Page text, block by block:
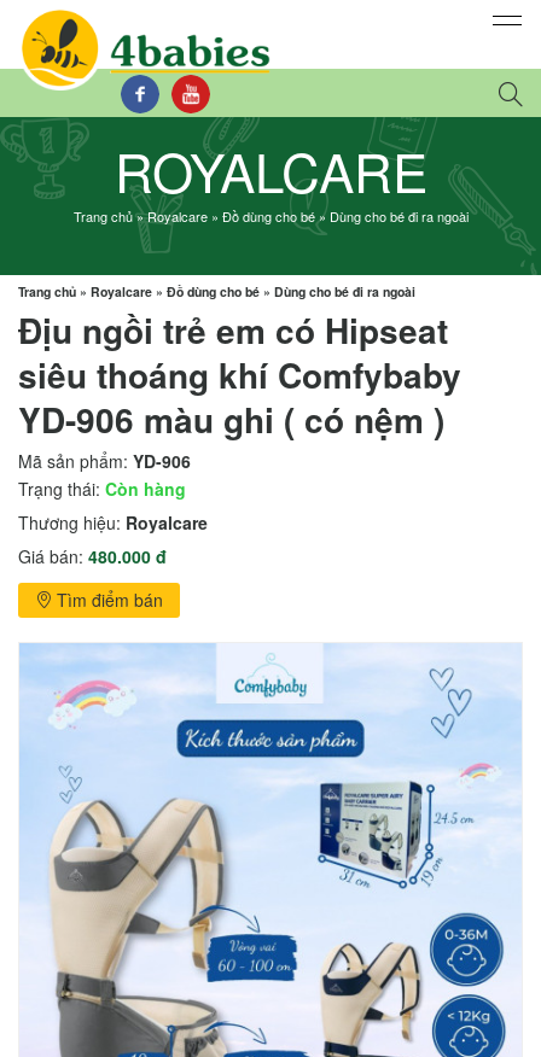
ROYALCARE
Trang chủ»Royalcare» Đồ dùng cho bé»Dùng cho bé đi ra ngoài
Trang chủ » Royalcare » Đồ dùng cho bé » Dùng cho bé đi ra ngoài
Địu ngồi trẻ em có Hipseat
siêu thoáng khí Comfybaby
YD-906 màu ghi ( có nệm )
Mã sản phẩm: YD-906
Trạng thái: Còn hàng
Thương hiệu: Royalcare
Giá bán: 480.000 đ
Tìm điểm bán